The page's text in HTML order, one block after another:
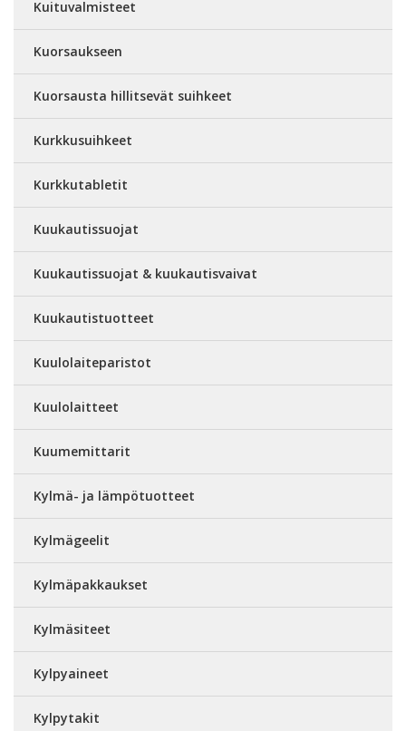
Kuituvalmisteet
Kuorsaukseen
Kuorsausta hillitsevät suihkeet
Kurkkusuihkeet
Kurkkutabletit
Kuukautissuojat
Kuukautissuojat & kuukautisvaivat
Kuukautistuotteet
Kuulolaiteparistot
Kuulolaitteet
Kuumemittarit
Kylmä- ja lämpötuotteet
Kylmägeelit
Kylmäpakkaukset
Kylmäsiteet
Kylpyaineet
Kylpytakit